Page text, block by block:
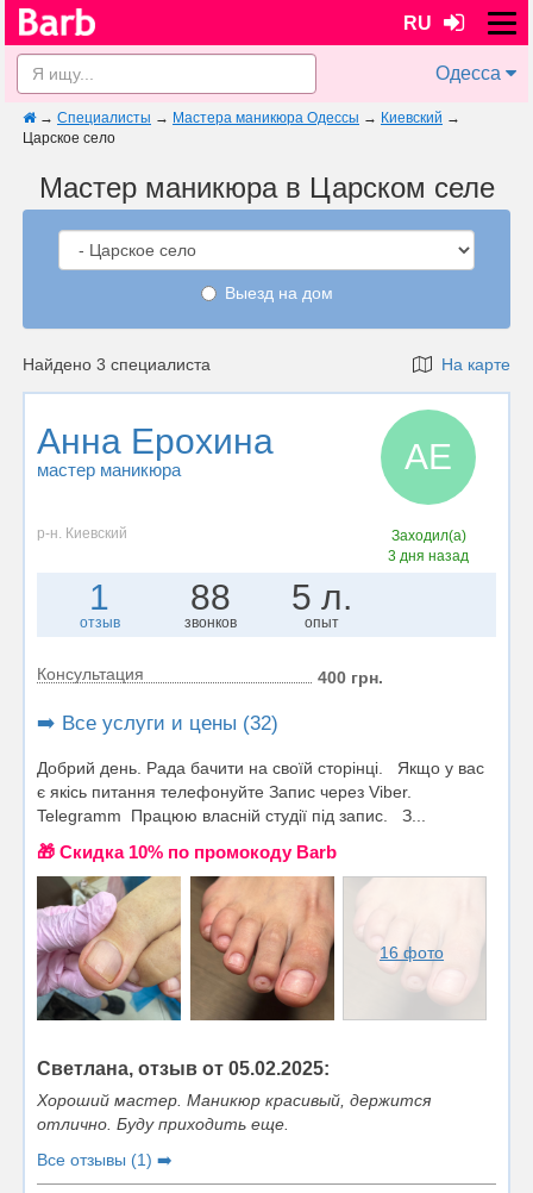
RU
Одесса
→ Специалисты → Мастера маникюра Одессы → Киевский →
Царское село
Мастер маникюра в Царском селе
Выезд на дом
Найдено 3 специалиста На карте
Анна Ерохина
мастер маникюра АЕ
р-н. Киевский
Заходил(а)
3 дня назад
1
отзыв
88
звонков
5 л.
опыт
Консультация 400 грн.
➡️ Все услуги и цены (32)
Добрий день. Рада бачити на своїй сторінці. Якщо у вас
є якісь питання телефонуйте Запис через Viber.
Telegramm Працюю власній студії під запис. З...
🎁 Cкидка 10% по промокоду Barb
16 фото
Светлана, отзыв от 05.02.2025:
Хороший мастер. Маникюр красивый, держится
отлично. Буду приходить еще.
Все отзывы (1) ➡️